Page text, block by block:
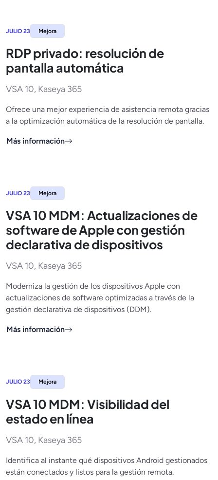
JULIO 23 Mejora
RDP privado: resolución de
pantalla automática
VSA 10, Kaseya 365
Ofrece una mejor experiencia de asistencia remota gracias
a la optimización automática de la resolución de pantalla.
Más información
JULIO 23 Mejora
VSA 10 MDM: Actualizaciones de
software de Apple con gestión
declarativa de dispositivos
VSA 10, Kaseya 365
Moderniza la gestión de los dispositivos Apple con
actualizaciones de software optimizadas a través de la
gestión declarativa de dispositivos (DDM).
Más información
JULIO 23 Mejora
VSA 10 MDM: Visibilidad del
estado en línea
VSA 10, Kaseya 365
Identifica al instante qué dispositivos Android gestionados
están conectados y listos para la gestión remota.